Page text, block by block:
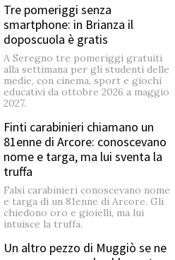
Tre pomeriggi senza
smartphone: in Brianza il
doposcuola è gratis
A Seregno tre pomeriggi gratuiti
alla settimana per gli studenti delle
medie, con cinema, sport e giochi
educativi da ottobre 2026 a maggio
2027.
Finti carabinieri chiamano un
81enne di Arcore: conoscevano
nome e targa, ma lui sventa la
truffa
Falsi carabinieri conoscevano nome
e targa di un 81enne di Arcore. Gli
chiedono oro e gioielli, ma lui
intuisce la truffa.
Un altro pezzo di Muggiò se ne